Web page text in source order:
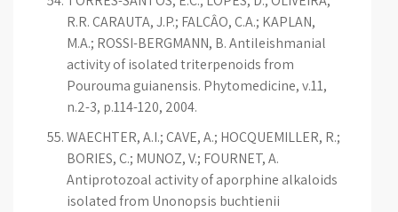
R.R. CARAUTA, J.P.; FALCÂO, C.A.; KAPLAN,
M.A.; ROSSI-BERGMANN, B. Antileishmanial
activity of isolated triterpenoids from
Pourouma guianensis. Phytomedicine, v.11,
n.2-3, p.114-120, 2004.
WAECHTER, A.I.; CAVE, A.; HOCQUEMILLER, R.;
BORIES, C.; MUNOZ, V.; FOURNET, A.
Antiprotozoal activity of aporphine alkaloids
isolated from Unonopsis buchtienii